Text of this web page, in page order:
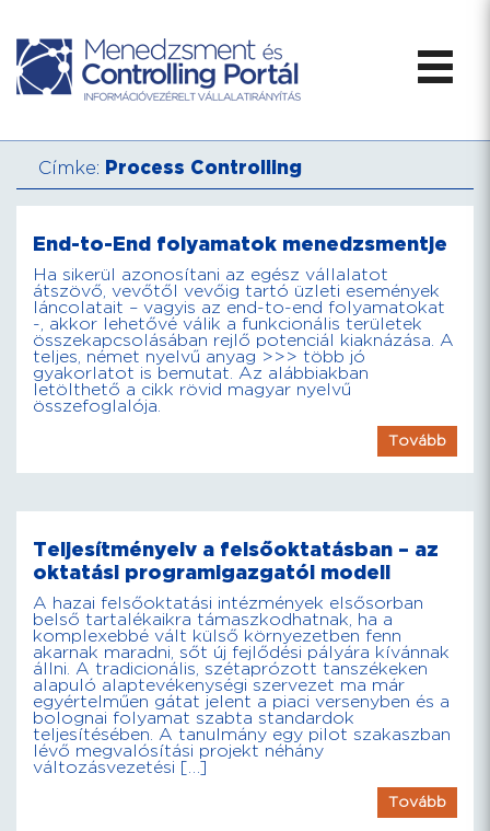
Címke: Process Controlling
End-to-End folyamatok menedzsmentje
Ha sikerül azonosítani az egész vállalatot
átszövő, vevőtől vevőig tartó üzleti események
láncolatait – vagyis az end-to-end folyamatokat
-, akkor lehetővé válik a funkcionális területek
összekapcsolásában rejlő potenciál kiaknázása. A
teljes, német nyelvű anyag >>> több jó
gyakorlatot is bemutat. Az alábbiakban
letölthető a cikk rövid magyar nyelvű
összefoglalója.
Tovább
Teljesítményelv a felsőoktatásban – az
oktatási programigazgatói modell
A hazai felsőoktatási intézmények elsősorban
belső tartalékaikra támaszkodhatnak, ha a
komplexebbé vált külső környezetben fenn
akarnak maradni, sőt új fejlődési pályára kívánnak
állni. A tradicionális, szétaprózott tanszékeken
alapuló alaptevékenységi szervezet ma már
egyértelműen gátat jelent a piaci versenyben és a
bolognai folyamat szabta standardok
teljesítésében. A tanulmány egy pilot szakaszban
lévő megvalósítási projekt néhány
változásvezetési […]
Tovább